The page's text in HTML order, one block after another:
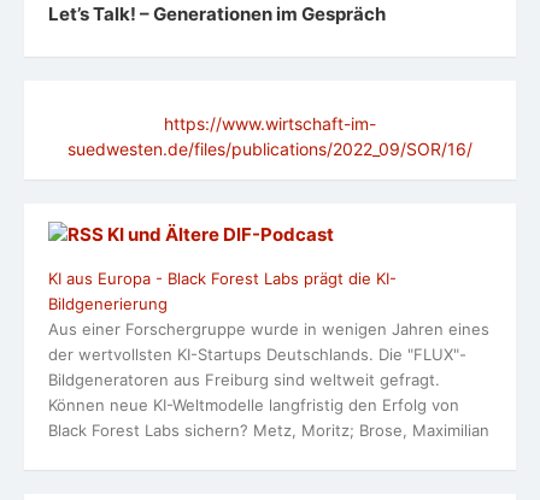
Let’s Talk! – Generationen im Gespräch
https://www.wirtschaft-im-
suedwesten.de/files/publications/2022_09/SOR/16/
KI und Ältere DlF-Podcast
KI aus Europa - Black Forest Labs prägt die KI-
Bildgenerierung
Aus einer Forschergruppe wurde in wenigen Jahren eines
der wertvollsten KI-Startups Deutschlands. Die "FLUX"-
Bildgeneratoren aus Freiburg sind weltweit gefragt.
Können neue KI-Weltmodelle langfristig den Erfolg von
Black Forest Labs sichern? Metz, Moritz; Brose, Maximilian